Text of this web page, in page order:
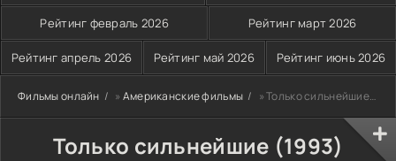
Рейтинг февраль 2026 Рейтинг март 2026
Рейтинг апрель 2026 Рейтинг май 2026 Рейтинг июнь 2026
Фильмы онлайн » Американские фильмы » Только сильнейшие (1993)
Только сильнейшие (1993)